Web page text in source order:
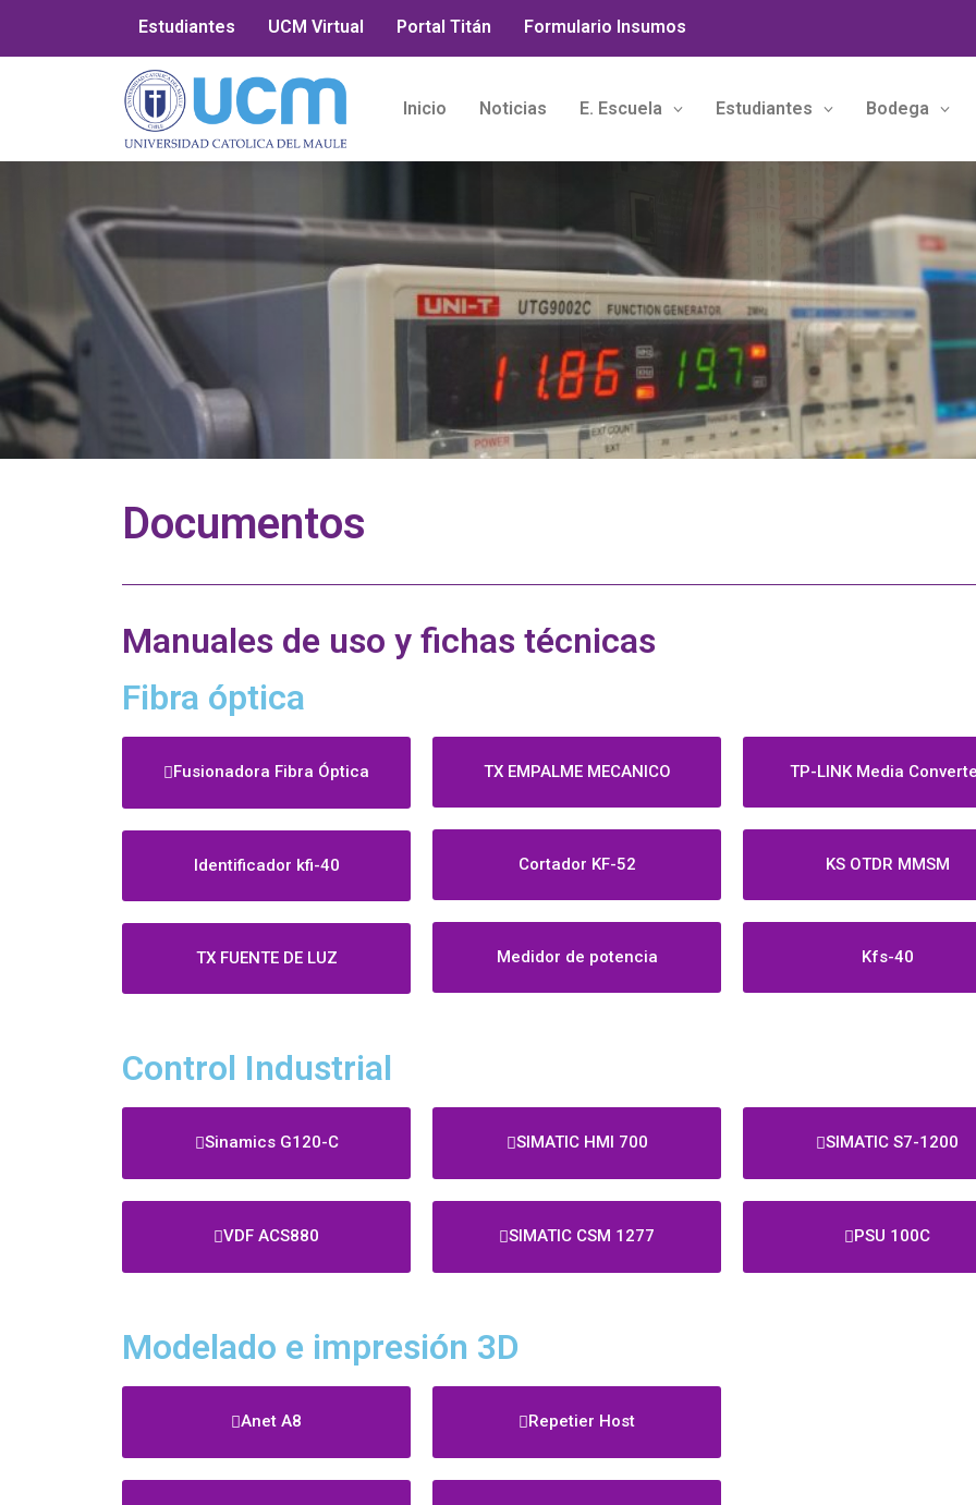
Estudiantes UCM Virtual Portal Titán Formulario Insumos
Inicio Noticias E. Escuela Estudiantes Bodega
Documentos
Manuales de uso y fichas técnicas
Fibra óptica
Fusionadora Fibra Óptica
Identificador kfi-40
TX FUENTE DE LUZ
TX EMPALME MECANICO
Cortador KF-52
Medidor de potencia
TP-LINK Media
KS OTDR MMSM
Kfs-40
Control Industrial
Sinamics G120-C
VDF ACS880
SIMATIC HMI 700
SIMATIC CSM 1277
SIMATIC S7-1200
PSU 100C
Modelado e impresión 3D
Anet A8 Repetier Host